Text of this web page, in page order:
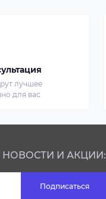
лучшее
для вас
И АКЦИИ:
Подписаться